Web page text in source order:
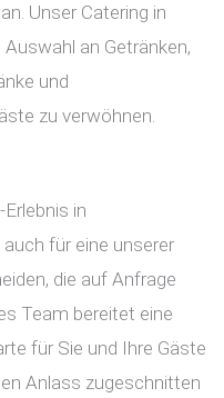
Unser Catering in
an Getränken,
und
zu verwöhnen.
in
für eine unserer
die auf Anfrage
Team bereitet eine
für Sie und Ihre Gäste
Anlass zugeschnitten